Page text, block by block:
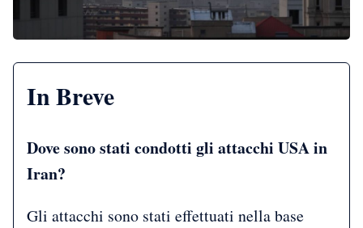
In Breve
Dove sono stati condotti gli attacchi USA in
Iran?
Gli attacchi sono stati effettuati nella base